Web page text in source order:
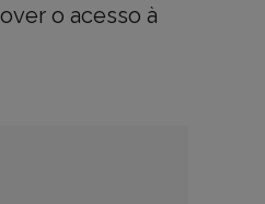
o acesso à